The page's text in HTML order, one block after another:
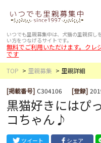
いつでも里親募集中は、犬猫の里親探し
い方をつなげるサイトです。
無料でご利用いただけます。クレ
です
TOP
里親募集 里親詳細
[掲載番号] C304106 [登録]
黒猫好きにはぴ
コちゃん♪
ツイート シェア